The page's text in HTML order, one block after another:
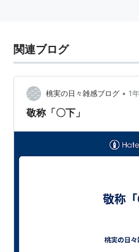
関連ブログ
桃実の日々雑感ブログ • 1
敬称「〇下」